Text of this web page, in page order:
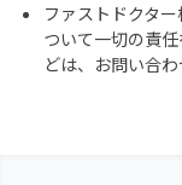
ファストドクタ
ついて一切の責
どは、お問い合